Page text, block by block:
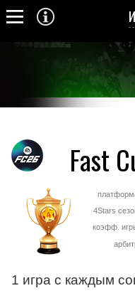
Fast
4Stars
коэфф.
1 игра с каждым